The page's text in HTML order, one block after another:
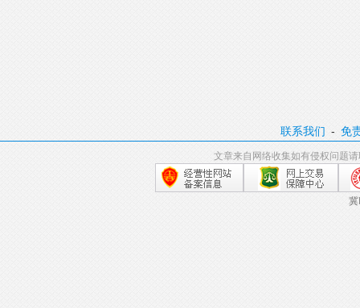
联系我们 -免
文章来自网络收集如有侵权问题